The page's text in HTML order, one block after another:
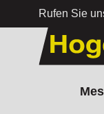
Rufen Sie
Zum Inhalt springen